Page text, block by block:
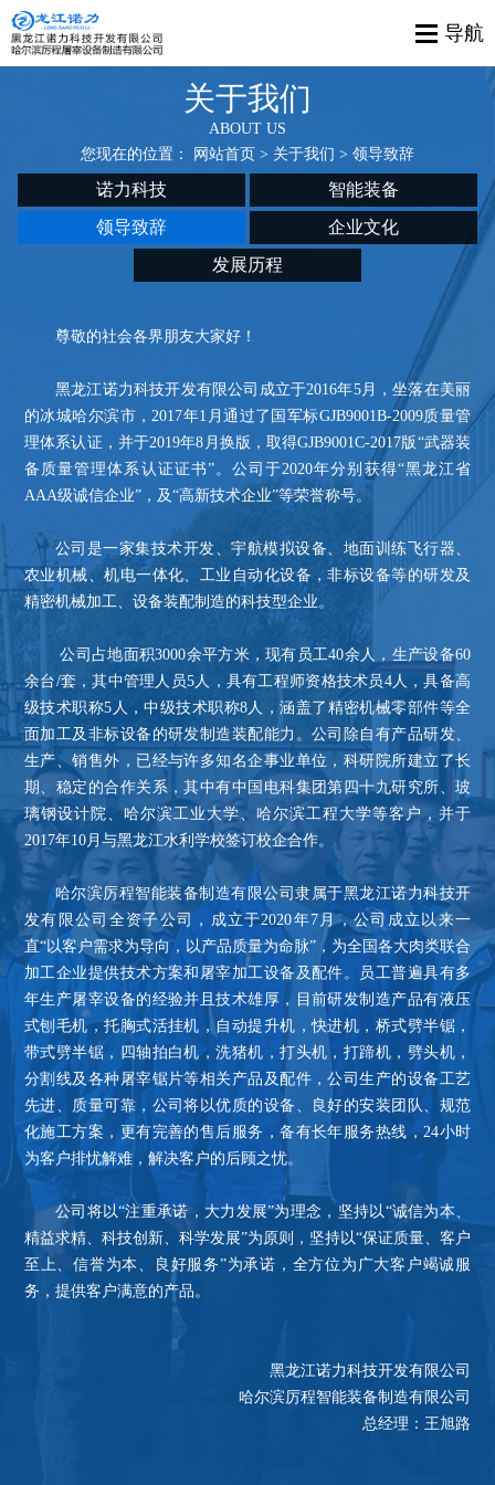
关于我们
ABOUT US
您现在的位置：
网站首页 > 关于我们 > 领导致辞
诺力科技
智能装备
领导致辞
企业文化
发展历程
尊敬的社会各界朋友大家好！
黑龙江诺力科技开发有限公司成立于2016年5月，坐落在美丽
的冰城哈尔滨市，2017年1月通过了国军标GJB9001B-2009质量管
理体系认证，并于2019年8月换版，取得GJB9001C-2017版“武器装
备质量管理体系认证证书”。公司于2020年分别获得“黑龙江省
AAA级诚信企业”，及“高新技术企业”等荣誉称号。
公司是一家集技术开发、宇航模拟设备、地面训练飞行器、
农业机械、机电一体化、工业自动化设备，非标设备等的研发及
精密机械加工、设备装配制造的科技型企业。
公司占地面积3000余平方米，现有员工40余人，生产设备60
余台/套，其中管理人员5人，具有工程师资格技术员4人，具备高
级技术职称5人，中级技术职称8人，涵盖了精密机械零部件等全
面加工及非标设备的研发制造装配能力。公司除自有产品研发、
生产、销售外，已经与许多知名企事业单位，科研院所建立了长
期、稳定的合作关系，其中有中国电科集团第四十九研究所、玻
璃钢设计院、哈尔滨工业大学、哈尔滨工程大学等客户，并于
2017年10月与黑龙江水利学校签订校企合作。
哈尔滨厉程智能装备制造有限公司隶属于黑龙江诺力科技开
发有限公司全资子公司，成立于2020年7月，公司成立以来一
直“以客户需求为导向，以产品质量为命脉”，为全国各大肉类联合
加工企业提供技术方案和屠宰加工设备及配件。员工普遍具有多
年生产屠宰设备的经验并且技术雄厚，目前研发制造产品有液压
式刨毛机，托胸式活挂机，自动提升机，快进机，桥式劈半锯，
带式劈半锯，四轴拍白机，洗猪机，打头机，打蹄机，劈头机，
分割线及各种屠宰锯片等相关产品及配件，公司生产的设备工艺
先进、质量可靠，公司将以优质的设备、良好的安装团队、规范
化施工方案，更有完善的售后服务，备有长年服务热线，24小时
为客户排忧解难，解决客户的后顾之忧。
公司将以“注重承诺，大力发展”为理念，坚持以“诚信为本、
精益求精、科技创新、科学发展”为原则，坚持以“保证质量、客户
至上、信誉为本、良好服务”为承诺，全方位为广大客户竭诚服
务，提供客户满意的产品。
黑龙江诺力科技开发有限公司
哈尔滨厉程智能装备制造有限公司
总经理：王旭路